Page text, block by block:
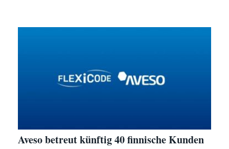
Aveso betreut künftig 40 finnische Kunden